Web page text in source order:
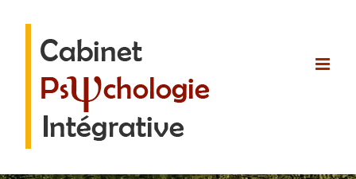
contenu